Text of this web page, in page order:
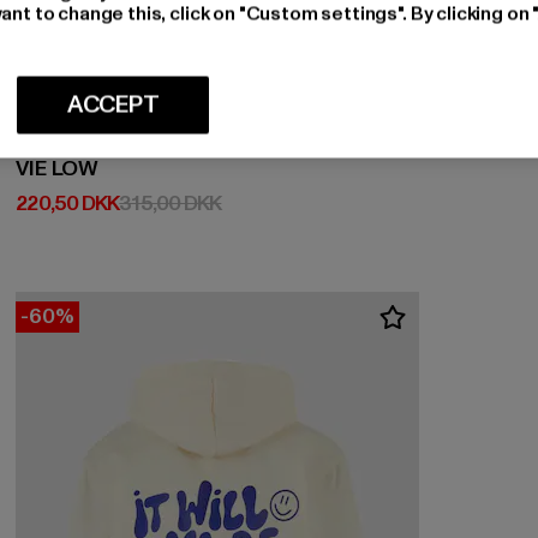
BRUNO BANANI
VIE LOW
220,50 DKK
Nuværende pris: 220,50 DKK
315,00 DKKKampagnepris: 315,00 DKK
-60%
to change this, click on "Custom settings". By clicking
ACCEPT